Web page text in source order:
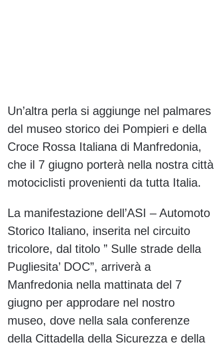
Un’altra perla si aggiunge nel palmares
del museo storico dei Pompieri e della
Croce Rossa Italiana di Manfredonia,
che il 7 giugno porterà nella nostra città
motociclisti provenienti da tutta Italia.
La manifestazione dell’ASI – Automoto
Storico Italiano, inserita nel circuito
tricolore, dal titolo ” Sulle strade della
Pugliesita’ DOC”, arriverà a
Manfredonia nella mattinata del 7
giugno per approdare nel nostro
museo, dove nella sala conferenze
della Cittadella della Sicurezza e della